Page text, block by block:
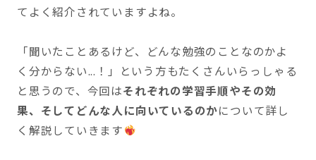
てよく紹介されていますよね。
「聞いたことあるけど、どんな勉強のことなのかよ
く分からない...！」という方もたくさんいらっしゃる
と思うので、今回はそれぞれの学習手順やその効
果、そしてどんな人に向いているのかについて詳し
く解説していきます